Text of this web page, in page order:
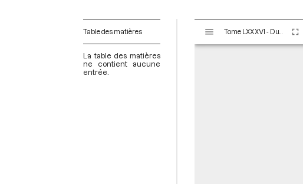
Table des matières
La table des matières
ne contient aucune
entrée.
s